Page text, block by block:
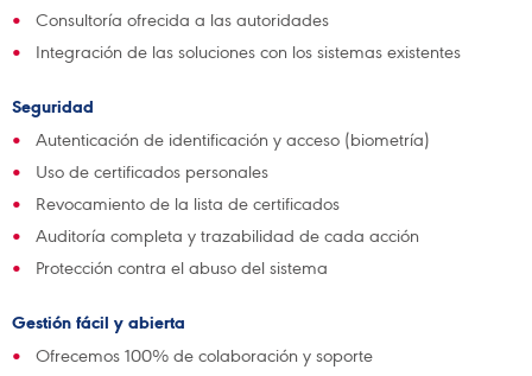
Consultoría ofrecida a las autoridades
Integración de las soluciones con los sistemas existentes
Seguridad
Autenticación de identificación y acceso (biometría)
Uso de certificados personales
Revocamiento de la lista de certificados
Auditoría completa y trazabilidad de cada acción
Protección contra el abuso del sistema
Gestión fácil y abierta
Ofrecemos 100% de colaboración y soporte